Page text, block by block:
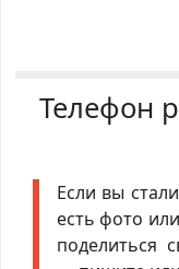
Телефон
Если вы
есть фото
поделиться